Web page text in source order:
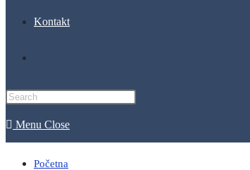
Kontakt
website
search
Menu Close
Početna